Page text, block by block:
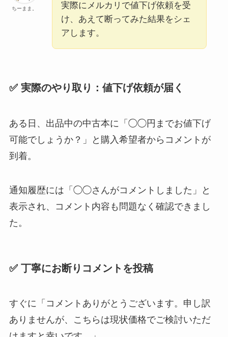
ちーまま。
実際にメルカリで値下げ依頼を受
け、あえて断ってみた結果をシェ
アします。
✅ 実際のやり取り：値下げ依頼が届く
ある日、出品中の中古本に「◯◯円までお値下げ
可能でしょうか？」と購入希望者からコメントが
到着。
通知履歴には「◯◯さんがコメントしました」と
表示され、コメント内容も問題なく確認できまし
た。
✅ 丁寧にお断りコメントを投稿
すぐに「コメントありがとうございます。申し訳
ありませんが、こちらは現状価格でご検討いただ